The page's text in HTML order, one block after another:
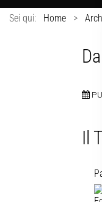
Sei qui: Home >
Il